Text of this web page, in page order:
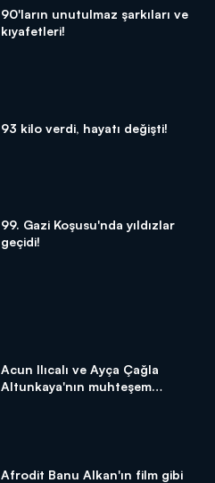
90'ların unutulmaz şarkıları ve
kıyafetleri!
93 kilo verdi, hayatı değişti!
99. Gazi Koşusu'nda yıldızlar
geçidi!
Acun Ilıcalı ve Ayça Çağla
Altunkaya'nın muhteşem
Afrodit Banu Alkan'ın film gibi